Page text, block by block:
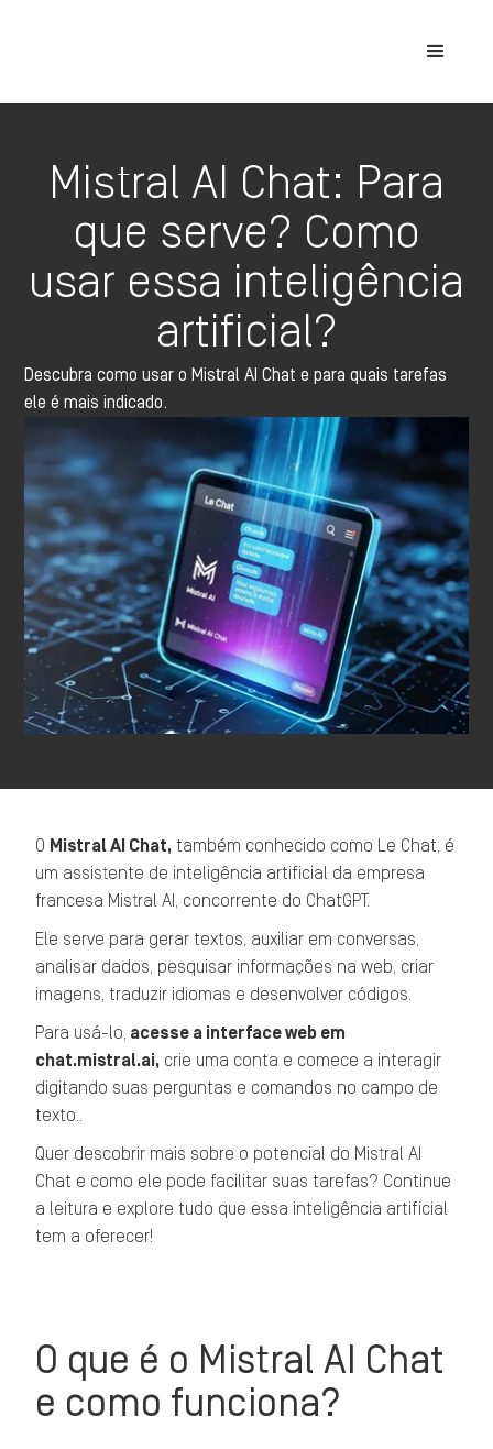
Mistral AI Chat: Para
que serve? Como
usar essa inteligência
artificial?
Descubra como usar o Mistral AI Chat e para quais tarefas
ele é mais indicado.
O Mistral AI Chat, também conhecido como Le Chat, é
um assistente de inteligência artificial da empresa
francesa Mistral AI, concorrente do ChatGPT.
Ele serve para gerar textos, auxiliar em conversas,
analisar dados, pesquisar informações na web, criar
imagens, traduzir idiomas e desenvolver códigos.
Para usá-lo, acesse a interface web em
chat.mistral.ai, crie uma conta e comece a interagir
digitando suas perguntas e comandos no campo de
texto..
Quer descobrir mais sobre o potencial do Mistral AI
Chat e como ele pode facilitar suas tarefas? Continue
a leitura e explore tudo que essa inteligência artificial
tem a oferecer!
O que é o Mistral AI Chat
e como funciona?